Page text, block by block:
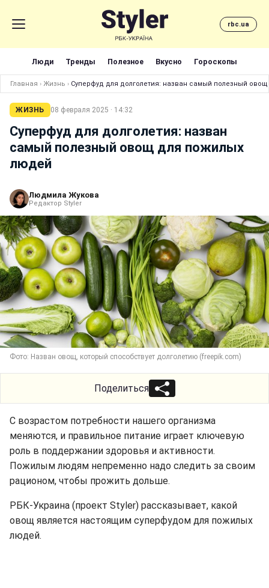
rbc.ua
Люди Тренды Полезное Вкусно Гороскопы
Главная › Жизнь › Суперфуд для долголетия: назван самый полезный
ЖИЗНЬ 08 февраля 2025 · 14:32
Суперфуд для долголетия: назван
самый полезный овощ для пожилых
людей
Людмила Жукова
Редактор Styler
Фото: Назван овощ, который способствует долголетию (freepik.com)
Поделиться
С возрастом потребности нашего организма
меняются, и правильное питание играет ключевую
роль в поддержании здоровья и активности.
Пожилым людям непременно надо следить за своим
рационом, чтобы прожить дольше.
РБК-Украина (проект Styler) рассказывает, какой
овощ является настоящим суперфудом для пожилых
людей.